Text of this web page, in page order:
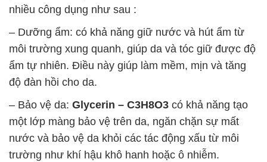
nhiều công dụng như sau :
– Dưỡng ẩm: có khả năng giữ nước và hút ẩm từ
môi trường xung quanh, giúp da và tóc giữ được độ
ẩm tự nhiên. Điều này giúp làm mềm, mịn và tăng
độ đàn hồi cho da.
– Bảo vệ da: Glycerin – C3H8O3 có khả năng tạo
một lớp màng bảo vệ trên da, ngăn chặn sự mất
nước và bảo vệ da khỏi các tác động xấu từ môi
trường như khí hậu khô hanh hoặc ô nhiễm.